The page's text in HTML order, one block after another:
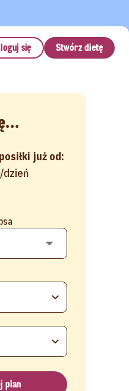
się Stwórz dietę
już od:
/dzień
plan